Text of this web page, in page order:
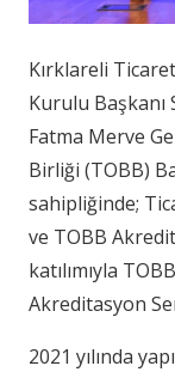
Kırklareli
Kurulu Başkanı
Fatma Merve
Birliği (TOBB)
sahipliğinde;
ve TOBB
katılımıyla
Akreditasyon
2021 yılında